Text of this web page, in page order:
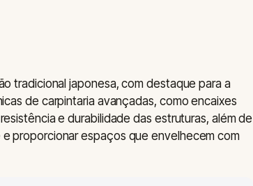
tradicional japonesa, com destaque para a
de carpintaria avançadas, como encaixes
e durabilidade das estruturas, além de
proporcionar espaços que envelhecem com